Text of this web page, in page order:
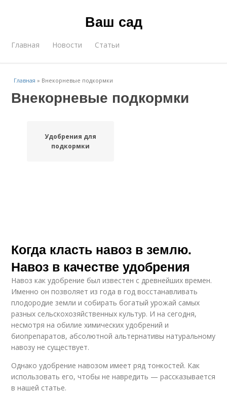
Ваш сад
Главная Новости Статьи
Главная » Внекорневые подкормки
Внекорневые подкормки
Удобрения для
подкормки
Когда класть навоз в землю.
Навоз в качестве удобрения
Навоз как удобрение был известен с древнейших времен.
Именно он позволяет из года в год восстанавливать
плодородие земли и собирать богатый урожай самых
разных сельскохозяйственных культур. И на сегодня,
несмотря на обилие химических удобрений и
биопрепаратов, абсолютной альтернативы натуральному
навозу не существует.
Однако удобрение навозом имеет ряд тонкостей. Как
использовать его, чтобы не навредить — рассказывается
в нашей статье.